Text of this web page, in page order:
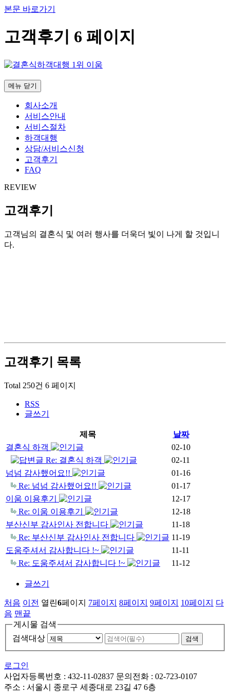
본문 바로가기
고객후기 6 페이지
메뉴 닫기
회사소개
서비스안내
서비스절차
하객대행
상담/서비스신청
고객후기
FAQ
REVIEW
고객후기
고객님의 결혼식 및 여러 행사를 더욱더 빛이 나게 할 것입니
다.
고객후기 목록
Total 250건 6 페이지
RSS
글쓰기
제목
날짜
결혼식 하객
02-10
Re: 결혼식 하객
02-11
넘넘 감사했어요!!
01-16
Re: 넘넘 감사했어요!!
01-17
이움 이용후기
12-17
Re: 이움 이용후기
12-18
부산신부 감사인사 전합니다
11-18
Re: 부산신부 감사인사 전합니다
11-19
도움주셔서 감사합니다 !~
11-11
Re: 도움주셔서 감사합니다 !~
11-12
글쓰기
처음 이전 열린6페이지 7페이지 8페이지 9페이지 10페이지
다
음 맨끝
게시물 검색
검색대상
로그인
사업자등록번호 : 432-11-02837 문의전화 : 02-723-0107
주소 : 서울시 종로구 세종대로 23길 47 6층